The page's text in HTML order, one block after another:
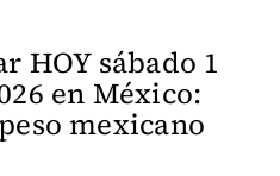
HOY sábado 1
en México:
mexicano